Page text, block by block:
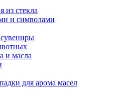
из стекла
и символами
и масла
для арома масел